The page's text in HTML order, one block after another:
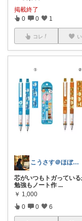
掲載終了
0 0 1
コレ
こうさす＠ほぼ毎日更新
芯がいつもトガっている
勉強もノート作 ...
￥ 1,000
0 0 6